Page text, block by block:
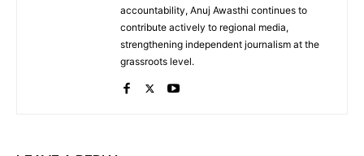
accountability, Anuj Awasthi continues to
contribute actively to regional media,
strengthening independent journalism at the
grassroots level.